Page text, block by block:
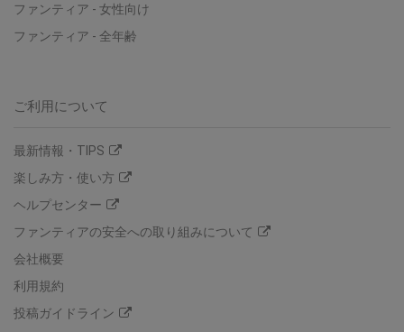
ファンティア - 女性向け
ファンティア - 全年齢
ご利用について
最新情報・TIPS
楽しみ方・使い方
ヘルプセンター
ファンティアの安全への取り組みについて
会社概要
利用規約
投稿ガイドライン